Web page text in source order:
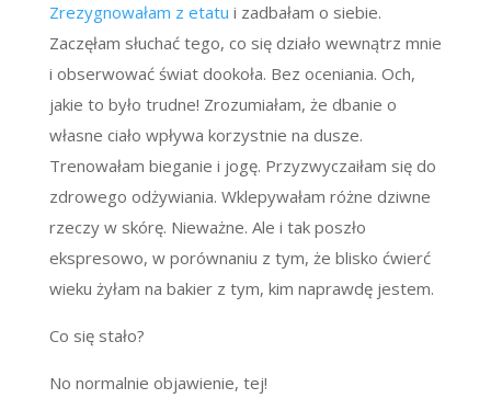
Zrezygnowałam z etatu i zadbałam o siebie.
Zaczęłam słuchać tego, co się działo wewnątrz mnie
i obserwować świat dookoła. Bez oceniania. Och,
jakie to było trudne! Zrozumiałam, że dbanie o
własne ciało wpływa korzystnie na dusze.
Trenowałam bieganie i jogę. Przyzwyczaiłam się do
zdrowego odżywiania. Wklepywałam różne dziwne
rzeczy w skórę. Nieważne. Ale i tak poszło
ekspresowo, w porównaniu z tym, że blisko ćwierć
wieku żyłam na bakier z tym, kim naprawdę jestem.
Co się stało?
No normalnie objawienie, tej!